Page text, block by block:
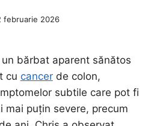
februarie 2026
bărbat aparent sănătos
cu cancerde colon,
subtile care pot fi
mai puțin severe, precum